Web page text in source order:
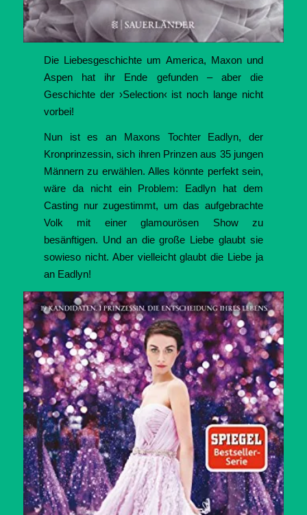
Die Liebesgeschichte um America, Maxon und
Aspen hat ihr Ende gefunden – aber die
Geschichte der ›Selection‹ ist noch lange nicht
vorbei!
Nun ist es an Maxons Tochter Eadlyn, der
Kronprinzessin, sich ihren Prinzen aus 35 jungen
Männern zu erwählen. Alles könnte perfekt sein,
wäre da nicht ein Problem: Eadlyn hat dem
Casting nur zugestimmt, um das aufgebrachte
Volk mit einer glamourösen Show zu
besänftigen. Und an die große Liebe glaubt sie
sowieso nicht. Aber vielleicht glaubt die Liebe ja
an Eadlyn!